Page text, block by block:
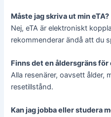
Måste jag skriva ut min eTA?
Nej, eTA är elektroniskt
rekommenderar ändå att du
Finns det en åldersgräns för
Alla resenärer, oavsett ålder,
resetillstånd.
Kan jag jobba eller studera